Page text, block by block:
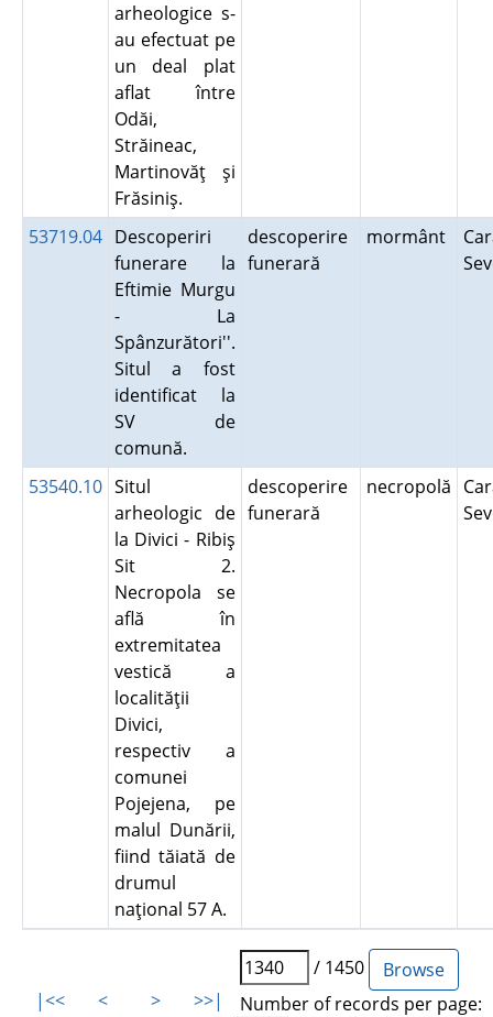
arheologice s-
au efectuat pe
un deal plat
aflat între
Odăi,
Străineac,
Martinovăţ şi
Frăsiniş.
53719.04 Descoperiri
funerare la
Eftimie Murgu
- La
Spânzurători''.
Situl a fost
identificat la
SV de
comună.
descoperire
funerară
mormânt
53540.10 Situl
arheologic de
la Divici - Ribiş
Sit 2.
Necropola se
află în
extremitatea
vestică a
localităţii
Divici,
respectiv a
comunei
Pojejena, pe
malul Dunării,
fiind tăiată de
drumul
naţional 57 A.
descoperire
funerară
necropolă
|<< < > >>|
/ 1450
Number of records per page: